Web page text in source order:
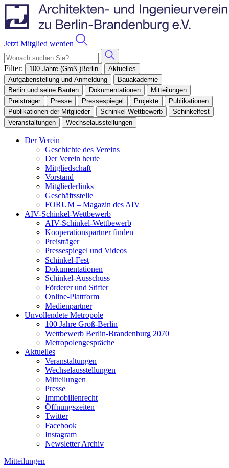
Jetzt Mitglied werden
Filter: 100 Jahre (Groß-)Berlin
Aktuelles
Aufgabenstellung und Anmeldung
Bauakademie
Berlin und seine Bauten
Dokumentationen
Mitteilungen
Preisträger
Presse Pressespiegel Projekte
Publikationen
Publikationen der Mitglieder
Schinkel-Wettbewerb
Schinkelfest
Veranstaltungen
Wechselausstellungen
Der Verein
Geschichte des Vereins
Der Verein heute
Mitgliedschaft
Vorstand
Mitgliederlinks
Geschäftsstelle
FORUM – Magazin des AIV
AIV-Schinkel-Wettbewerb
AIV-Schinkel-Wettbewerb
Kooperationspartner finden
Preisträger
Pressespiegel und Videos
Schinkel-Fest
Dokumentationen
Schinkel-Ausschuss
Förderer und Stifter
Online-Plattform
Medienpartner
Unvollendete Metropole
100 Jahre Groß-Berlin
Wettbewerb Berlin-Brandenburg 2070
Metropolengespräche
Aktuelles
Veranstaltungen
Wechselausstellungen
Mitteilungen
Presse
Immobilienrecht
Öffnungszeiten
Twitter
Facebook
Instagram
Newsletter Archiv
Mitteilungen